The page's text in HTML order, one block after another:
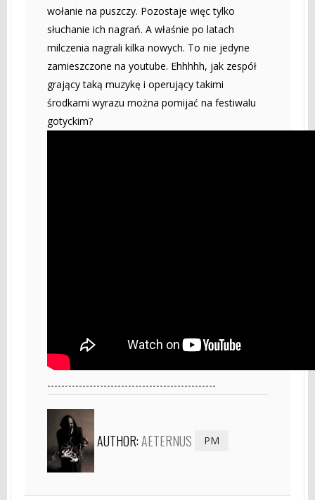
wołanie na puszczy. Pozostaje więc tylko
słuchanie ich nagrań. A właśnie po latach
milczenia nagrali kilka nowych. To nie jedyne
zamieszczone na youtube. Ehhhhh, jak zespół
grający taką muzykę i operujący takimi
środkami wyrazu można pomijać na festiwalu
gotyckim?
------------------------------------------------
AUTHOR:AETERNUS PM